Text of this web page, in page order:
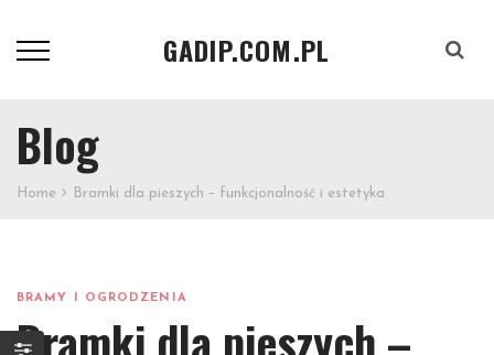
GADIP.COM.PL
Blog
Home Bramki dla pieszych – funkcjonalność i estetyka
BRAMY I OGRODZENIA
Bramki dla pieszych –